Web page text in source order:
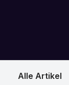
Alle Artikel